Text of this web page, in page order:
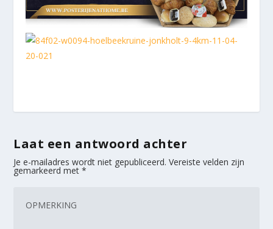
Laat een antwoord achter
Je e-mailadres wordt niet gepubliceerd. Vereiste velden zijn
gemarkeerd met*